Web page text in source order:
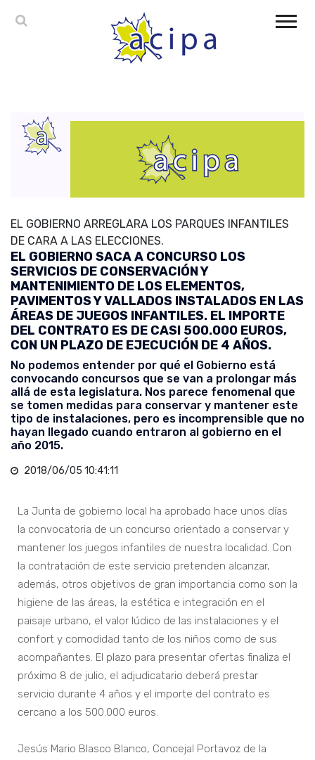
EL GOBIERNO ARREGLARA LOS PARQUES INFANTILES
DE CARA A LAS ELECCIONES.
EL GOBIERNO SACA A CONCURSO LOS
SERVICIOS DE CONSERVACIÓN Y
MANTENIMIENTO DE LOS ELEMENTOS,
PAVIMENTOS Y VALLADOS INSTALADOS EN LAS
ÁREAS DE JUEGOS INFANTILES. EL IMPORTE
DEL CONTRATO ES DE CASI 500.000 EUROS,
CON UN PLAZO DE EJECUCIÓN DE 4 AÑOS.
No podemos entender por qué el Gobierno está
convocando concursos que se van a prolongar más
allá de esta legislatura. Nos parece fenomenal que
se tomen medidas para conservar y mantener este
tipo de instalaciones, pero es incomprensible que no
hayan llegado cuando entraron al gobierno en el
año 2015.
2018/06/05 10:41:11
La Junta de gobierno local ha aprobado hace unos días
la convocatoria de un concurso orientado a conservar y
mantener los juegos infantiles de nuestra localidad. Con
la contratación de este servicio pretenden alcanzar,
además, otros objetivos de gran importancia como son la
higiene de las áreas, la estética e integración en el
paisaje urbano, el valor lúdico de las instalaciones y el
confort y comodidad tanto de los niños como de sus
acompañantes. El plazo para presentar ofertas finaliza el
próximo 8 de julio, el adjudicatario deberá prestar
servicio durante 4 años y el importe del contrato es
cercano a los 500.000 euros.
Jesús Mario Blasco Blanco, Concejal Portavoz de la